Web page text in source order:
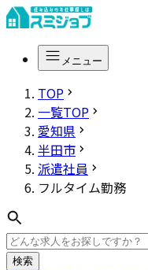
メニュー
TOP
一覧TOP
愛知県
半田市
派遣社員
フルタイム勤務
検索